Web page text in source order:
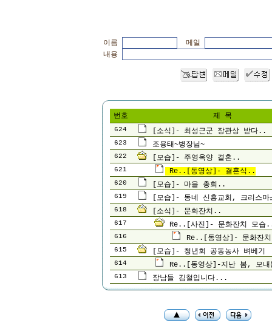
이름
메일
내용
번호 제 목
624 [소식]- 최성근군 장관상 받다..
623 조용태~병장님~
622 [모습]- 주영옥양 결혼..
621 Re..[동영상]- 결혼식..
620 [모습]- 마을 총회..
619 [모습]- 동네 신흥교회, 크리스
618 [소식]- 문화잔치..
617 Re..[사진]- 문화잔치 모습
616 Re..[동영상]- 문화잔
615 [모습]- 청년회 공동농사 벼베기
614 Re..[동영상]-지난 봄, 모
613 장남들 김철입니다...